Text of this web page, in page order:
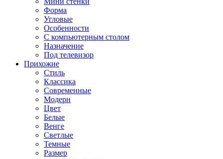
Форма
Угловые
Особенности
С компьютерным столом
Назначение
Под телевизор
Прихожие
Стиль
Классика
Современные
Модерн
Цвет
Белые
Венге
Светлые
Темные
Размер